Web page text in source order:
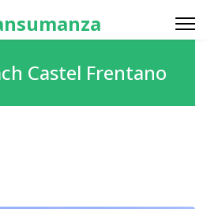
Castel Frentano